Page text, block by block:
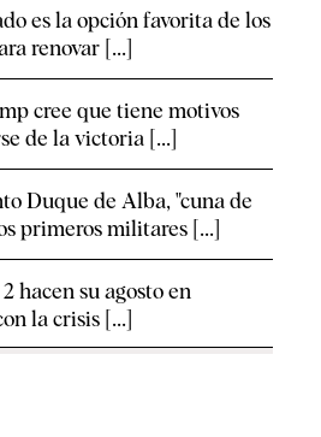
es la opción favorita de los
renovar [...]
cree que tiene motivos
de la victoria [...]
Duque de Alba, "cuna de
primeros militares [...]
hacen su agosto en
la crisis [...]